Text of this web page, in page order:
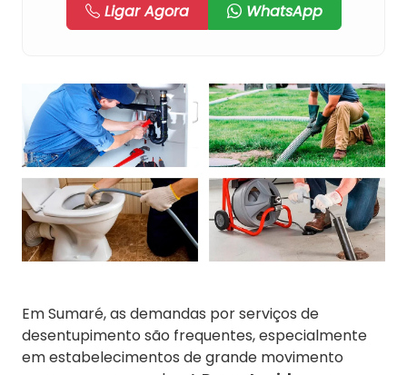
Ligar Agora
WhatsApp
Em Sumaré, as demandas por serviços de
desentupimento são frequentes, especialmente
em estabelecimentos de grande movimento